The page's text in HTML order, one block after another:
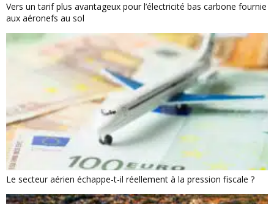
Vers un tarif plus avantageux pour l’électricité bas carbone fournie
aux aéronefs au sol
Le secteur aérien échappe-t-il réellement à la pression fiscale ?